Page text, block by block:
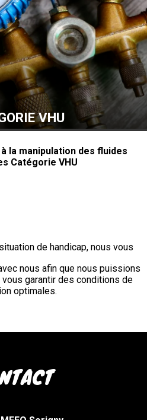
VHU
la manipulation des fluides
Catégorie VHU
de handicap, nous vous
nous afin que nous puissions
garantir des conditions de
optimales.